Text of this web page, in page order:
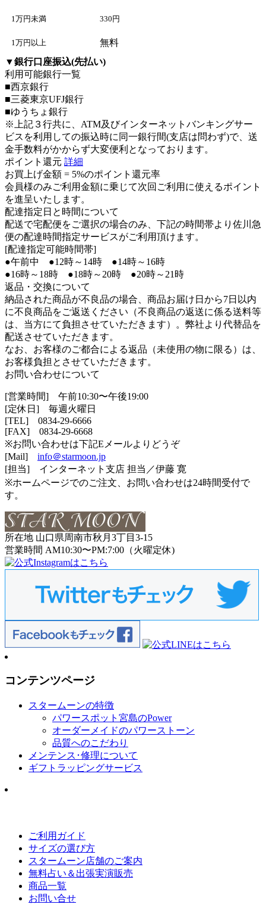
1万円未満 330円
1万円以上
無料
▼銀行口座振込(先払い)
利用可能銀行一覧
■西京銀行
■三菱東京UFJ銀行
■ゆうちょ銀行
※上記３行共に、ATM及びインターネットバンキングサー
ビスを利用しての振込時に同一銀行間(支店は問わず)で、送
金手数料がかからず大変便利となっております。
ポイント還元 詳細
お買上げ金額 = 5%のポイント還元率
会員様のみご利用金額に乗じて次回ご利用に使えるポイント
を進呈いたします。
配達指定日と時間について
配送で宅配便をご選択の場合のみ、下記の時間帯より佐川急
便の配達時間指定サービスがご利用頂けます。
[配達指定可能時間帯]
●午前中 ●12時～14時 ●14時～16時
●16時～18時 ●18時～20時 ●20時～21時
返品・交換について
納品された商品が不良品の場合、商品お届け日から7日以内
に不良商品をご返送ください（不良商品の返送に係る送料等
は、当方にて負担させていただきます）。弊社より代替品を
配送させていただきます。
なお、お客様のご都合による返品（未使用の物に限る）は、
お客様負担とさせていただきます。
お問い合わせについて
[営業時間] 午前10:30〜午後19:00
[定休日] 毎週火曜日
[TEL] 0834-29-6666
[FAX] 0834-29-6668
※お問い合わせは下記Eメールよりどうぞ
[Mail] info＠starmoon.jp
[担当] インターネット支店 担当／伊藤 寛
※ホームページでのご注文、お問い合わせは24時間受付で
す。
所在地 山口県周南市秋月3丁目3-15
営業時間 AM10:30〜PM:7:00（火曜定休)
コンテンツページ
スタームーンの特徴
パワースポット宮島のPower
オーダーメイドのパワーストーン
品質へのこだわり
メンテンス･修理について
ギフトラッピングサービス
ご利用ガイド
サイズの選び方
スタームーン店舗のご案内
無料占い＆出張実演販売
商品一覧
お問い合せ